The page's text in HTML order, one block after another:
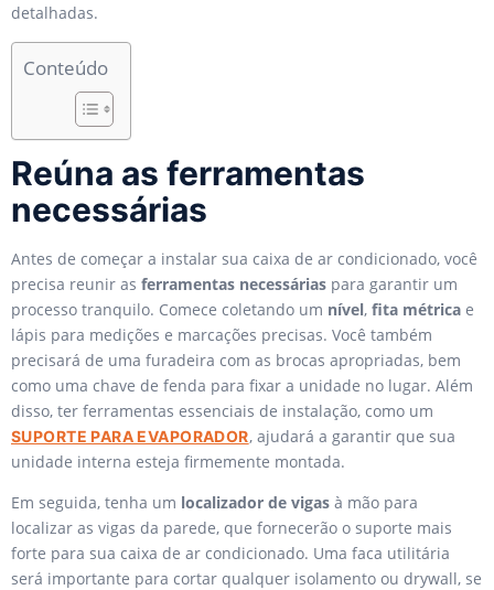
detalhadas.
Conteúdo
Reúna as ferramentas
necessárias
Antes de começar a instalar sua caixa de ar condicionado, você
precisa reunir as ferramentas necessárias para garantir um
processo tranquilo. Comece coletando um nível, fita métrica e
lápis para medições e marcações precisas. Você também
precisará de uma furadeira com as brocas apropriadas, bem
como uma chave de fenda para fixar a unidade no lugar. Além
disso, ter ferramentas essenciais de instalação, como um
SUPORTE PARA EVAPORADOR, ajudará a garantir que sua
unidade interna esteja firmemente montada.
Em seguida, tenha um localizador de vigas à mão para
localizar as vigas da parede, que fornecerão o suporte mais
forte para sua caixa de ar condicionado. Uma faca utilitária
será importante para cortar qualquer isolamento ou drywall, se